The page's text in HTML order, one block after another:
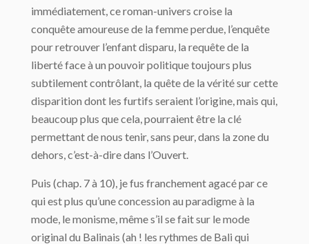
immédiatement, ce roman-univers croise la
conquête amoureuse de la femme perdue, l’enquête
pour retrouver l’enfant disparu, la requête de la
liberté face à un pouvoir politique toujours plus
subtilement contrôlant, la quête de la vérité sur cette
disparition dont les furtifs seraient l’origine, mais qui,
beaucoup plus que cela, pourraient être la clé
permettant de nous tenir, sans peur, dans la zone du
dehors, c’est-à-dire dans l’Ouvert.
Puis (chap. 7 à 10), je fus franchement agacé par ce
qui est plus qu’une concession au paradigme à la
mode, le monisme, même s’il se fait sur le mode
original du Balinais (ah ! les rythmes de Bali qui